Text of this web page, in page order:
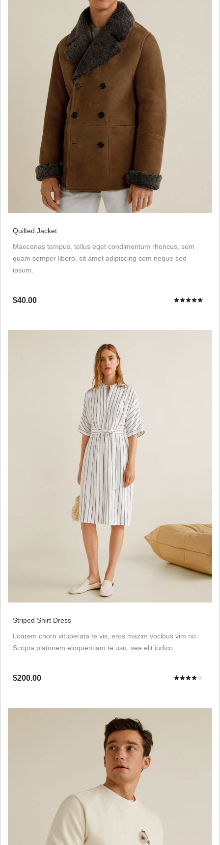
Quilted Jacket
Maecenas tempus, tellus eget condimentum rhoncus, sem
quam semper libero, sit amet adipiscing sem neque sed
ipsum.
$40.00
Striped Shirt Dress
Loarem choro vituperata te vis, eros mazim vocibus vim no.
Scripta platonem eloquentiam te usu, sea elit iudico. ...
$200.00